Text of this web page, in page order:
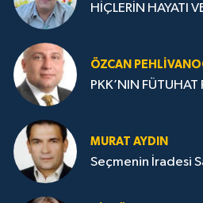
HİÇLERİN HAYATI
ÖZCAN
PKK’NIN FÜTUHAT
MURAT AYDIN
Seçmenin İradesi